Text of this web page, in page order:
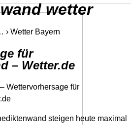
wetter
› Wetter Bayern
für
– Wetter.de
Wettervorhersage für
steigen heute maximal